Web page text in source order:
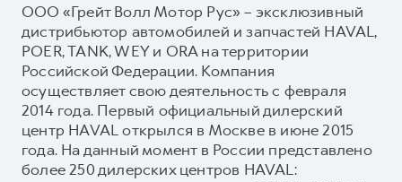
ООО «Грейт Волл Мотор Рус» – эксклюзивный
дистрибьютор автомобилей и запчастей HAVAL,
POER, TANK, WEY и ORA на территории
Российской Федерации. Компания
осуществляет свою деятельность с февраля
2014 года. Первый официальный дилерский
центр HAVAL открылся в Москве в июне 2015
года. На данный момент в России представлено
более 250 дилерских центров HAVAL: